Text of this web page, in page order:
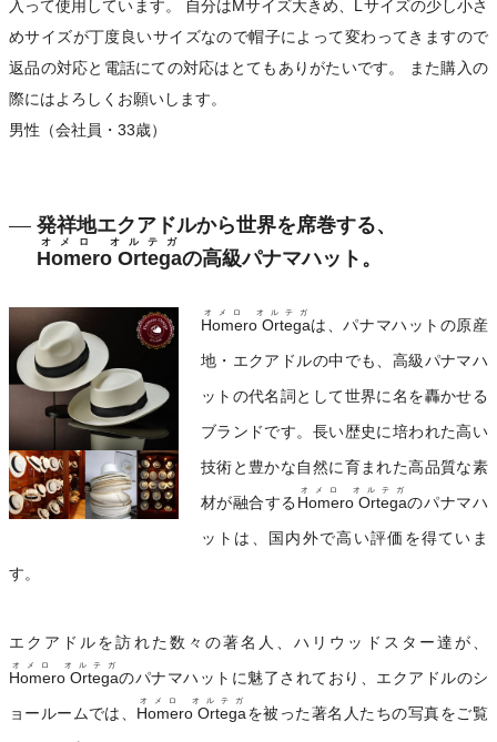
入って使用しています。 自分はMサイズ大きめ、Lサイズの少し小さ
めサイズが丁度良いサイズなので帽子によって変わってきますので
返品の対応と電話にての対応はとてもありがたいです。 また購入の
際にはよろしくお願いします。
男性（会社員・33歳）
発祥地エクアドルから世界を席巻する、
Homero Ortega
オメロ オルテガ
の高級パナマハット。
Homero Ortega
オメロ オルテガ
は、パナマハットの原産
地・エクアドルの中でも、高級パナマハ
ットの代名詞として世界に名を轟かせる
ブランドです。長い歴史に培われた高い
技術と豊かな自然に育まれた高品質な素
材が融合する Homero Ortega
オメロ オルテガ
のパナマハ
ットは、国内外で高い評価を得ていま
す。
エクアドルを訪れた数々の著名人、ハリウッドスター達が、
Homero Ortega
オメロ オルテガ
のパナマハットに魅了されており、エクアドルのシ
ョールームでは、 Homero Ortega
オメロ オルテガ
を被った著名人たちの写真をご覧